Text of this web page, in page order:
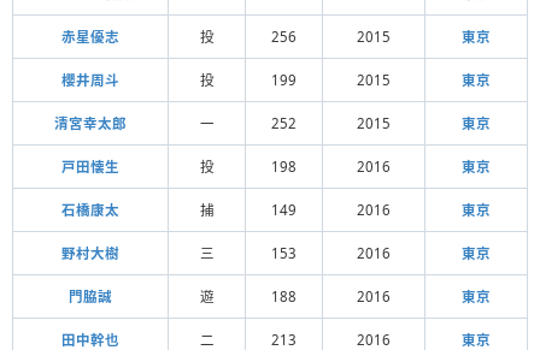
赤星優志 投 256 2015 東京
櫻井周斗 投 199 2015 東京
清宮幸太郎 一 252 2015 東京
戸田懐生 投 198 2016 東京
石橋康太 捕 149 2016 東京
野村大樹 三 153 2016 東京
門脇誠 遊 188 2016 東京
田中幹也 二 213 2016 東京